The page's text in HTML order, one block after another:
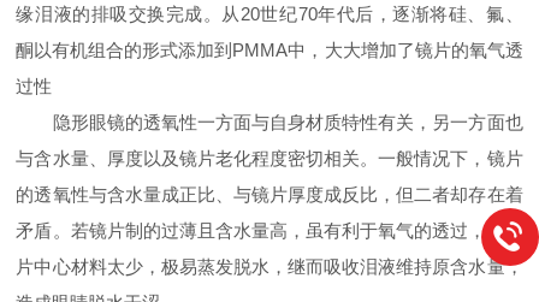
缘泪液的排吸交换完成。从20世纪70年代后，逐渐将硅、氟、
酮以有机组合的形式添加到PMMA中，大大增加了镜片的氧气透
过性
隐形眼镜的透氧性一方面与自身材质特性有关，另一方面也
与含水量、厚度以及镜片老化程度密切相关。一般情况下，镜片
的透氧性与含水量成正比、与镜片厚度成反比，但二者却存在着
矛盾。若镜片制的过薄且含水量高，虽有利于氧气的透过，但镜
片中心材料太少，极易蒸发脱水，继而吸收泪液维持原含水量，